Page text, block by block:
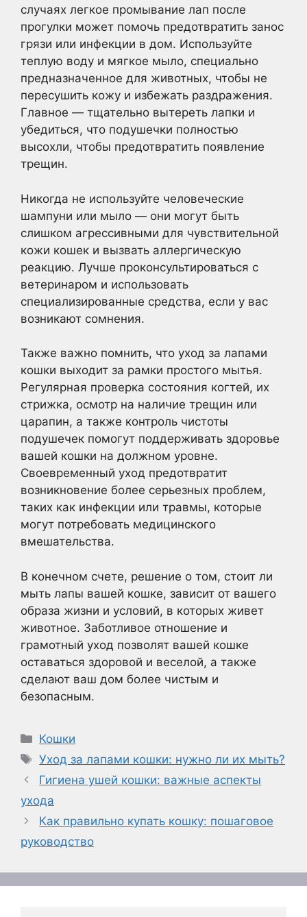
случаях легкое промывание лап после
прогулки может помочь предотвратить занос
грязи или инфекции в дом. Используйте
теплую воду и мягкое мыло, специально
предназначенное для животных, чтобы не
пересушить кожу и избежать раздражения.
Главное — тщательно вытереть лапки и
убедиться, что подушечки полностью
высохли, чтобы предотвратить появление
трещин.
Никогда не используйте человеческие
шампуни или мыло — они могут быть
слишком агрессивными для чувствительной
кожи кошек и вызвать аллергическую
реакцию. Лучше проконсультироваться с
ветеринаром и использовать
специализированные средства, если у вас
возникают сомнения.
Также важно помнить, что уход за лапами
кошки выходит за рамки простого мытья.
Регулярная проверка состояния когтей, их
стрижка, осмотр на наличие трещин или
царапин, а также контроль чистоты
подушечек помогут поддерживать здоровье
вашей кошки на должном уровне.
Своевременный уход предотвратит
возникновение более серьезных проблем,
таких как инфекции или травмы, которые
могут потребовать медицинского
вмешательства.
В конечном счете, решение о том, стоит ли
мыть лапы вашей кошке, зависит от вашего
образа жизни и условий, в которых живет
животное. Заботливое отношение и
грамотный уход позволят вашей кошке
оставаться здоровой и веселой, а также
сделают ваш дом более чистым и
безопасным.
Рубрики
Кошки
Метки
Уход за лапами кошки: нужно ли их мыть?
Гигиена ушей кошки: важные аспекты
ухода
Как правильно купать кошку: пошаговое
руководство